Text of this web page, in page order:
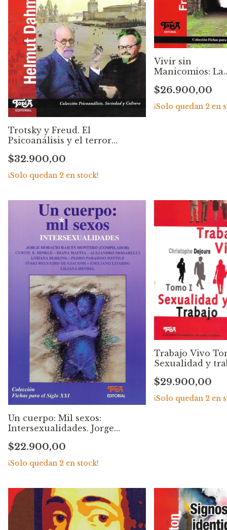
Trotsky y Freud. El
Psicoanálisis y el terror
$32.900,00
¡Solo quedan 2 en stock!
Vivir sin
Manicomios: La
Trieste. Franco
Rotelli
$26.900,00
¡Solo quedan 2 en
Un cuerpo: Mil sexos:
Intersexualidades. Jorge
$22.900,00
¡Solo quedan 2 en stock!
Trabajo Vivo
Sexualidad y
$29.900,00
¡Solo quedan 2 en